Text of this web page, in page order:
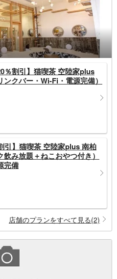
％割引】猫喫茶 空陸家plus
クバー・Wi-Fi・電源完備）
引】猫喫茶 空陸家plus 南柏
飲み放題＋ねこおやつ付き）
完備
店舗のプランをすべて見る(2)